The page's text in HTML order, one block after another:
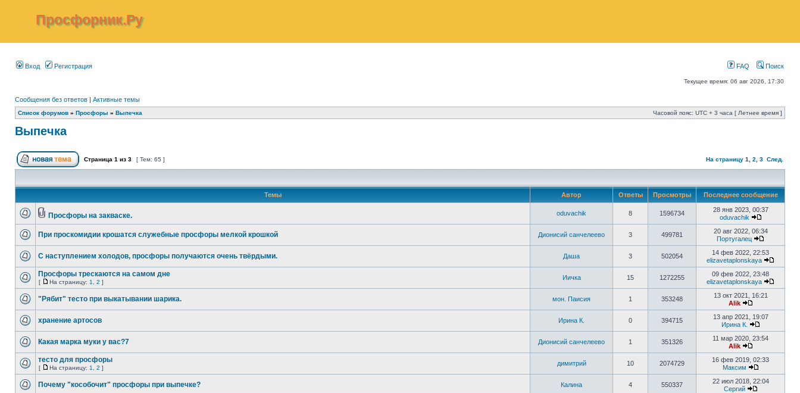
Просфорник.Ру
Вход Регистрация FAQ Поиск
Текущее время: 06 авг 2026, 17:30
Сообщения без ответов | Активные темы
Список форумов » Просфоры » Выпечка Часовой пояс: UTC + 3 часа [ Летнее время ]
Выпечка
Страница 1 из 3 [ Тем: 65 ] На страницу 1 2 3 След.
Темы Автор Ответы Просмотры Последнее сообщение
Просфоры на закваске. oduvachik 8 1596734
28 янв 2023, 00:37
oduvachik
При проскомидии крошатся служебные просфоры мелкой крошкой Дионисий санчелеево 3 499781
20 авг 2022, 06:34
Португалец
С наступлением холодов, просфоры получаются очень твёрдыми. Даша 3 502054
14 фев 2022, 22:53
elizavetaplonskaya
Просфоры трескаются на самом дне
[ На страницу: 1 2 ]
Иичка 15 1272255
09 фев 2022, 23:48
elizavetaplonskaya
"Рябит" тесто при выкатывании шарика. мон. Паисия 1 353248
13 окт 2021, 16:21
Alik
хранение артосов Ирина К. 0 394715
13 апр 2021, 19:07
Ирина К.
Какая марка муки у вас?7 Дионисий санчелеево 1 351326
11 мар 2020, 23:54
Alik
тесто для просфоры
[ На страницу: 1 2 ]
димитрий 10 2074729
16 фев 2019, 02:33
Максим
Почему "кособочит" просфоры при выпечке? Калина 4 550337
22 июл 2018, 22:04
Сергий